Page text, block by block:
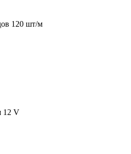
120 шт/м
12 V